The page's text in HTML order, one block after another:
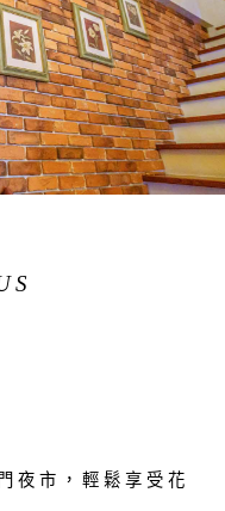
夜市，輕鬆享受花